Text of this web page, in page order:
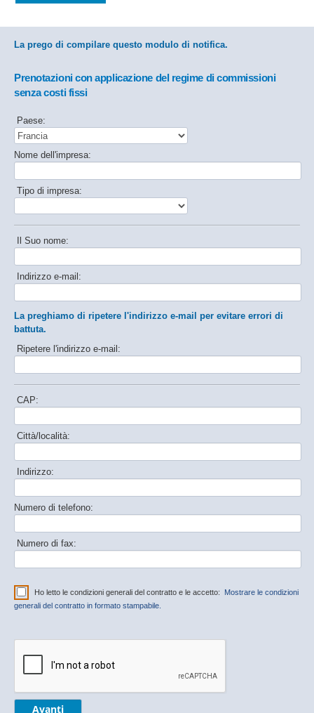
La prego di compilare questo modulo di notifica.
Prenotazioni con applicazione del regime di commissioni
senza costi fissi
Paese:
Nome dell'impresa:
Tipo di impresa:
Il Suo nome:
Indirizzo e-mail:
La preghiamo di ripetere l'indirizzo e-mail per evitare errori di
battuta.
Ripetere l'indirizzo e-mail:
CAP:
Città/località:
Indirizzo:
Numero di telefono:
Numero di fax:
Ho letto le condizioni generali del contratto e le accetto: Mostrare le condizioni
generali del contratto in formato stampabile.